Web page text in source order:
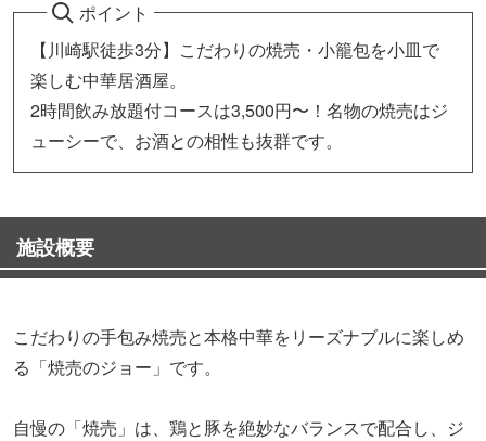
ポイント
【川崎駅徒歩3分】こだわりの焼売・小籠包を小皿で
楽しむ中華居酒屋。
2時間飲み放題付コースは3,500円〜！名物の焼売はジ
ューシーで、お酒との相性も抜群です。
施設概要
こだわりの手包み焼売と本格中華をリーズナブルに楽しめ
る「焼売のジョー」です。
自慢の「焼売」は、鶏と豚を絶妙なバランスで配合し、ジ